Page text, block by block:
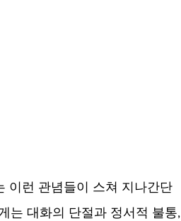
이런 관념들이 스쳐 지나간단
는 대화의 단절과 정서적 불통,